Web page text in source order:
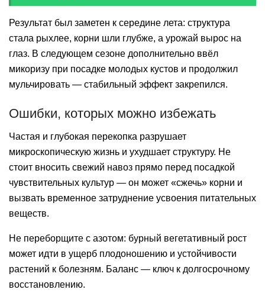
Результат был заметен к середине лета: структура
стала рыхлее, корни шли глубже, а урожай вырос на
глаз. В следующем сезоне дополнительно ввёл
микоризу при посадке молодых кустов и продолжил
мульчировать — стабильный эффект закрепился.
Ошибки, которых можно избежать
Частая и глубокая перекопка разрушает
микроскопическую жизнь и ухудшает структуру. Не
стоит вносить свежий навоз прямо перед посадкой
чувствительных культур — он может «сжечь» корни и
вызвать временное затруднение усвоения питательных
веществ.
Не переборщите с азотом: бурный вегетативный рост
может идти в ущерб плодоношению и устойчивости
растений к болезням. Баланс — ключ к долгосрочному
восстановлению.